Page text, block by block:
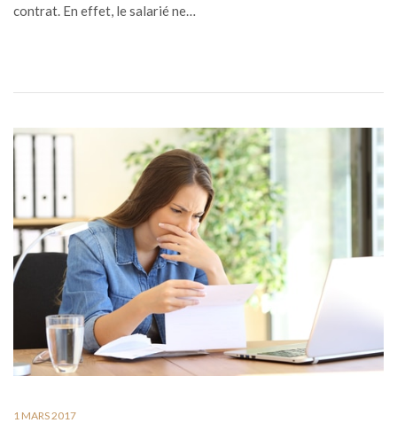
contrat. En effet, le salarié ne…
1 MARS 2017